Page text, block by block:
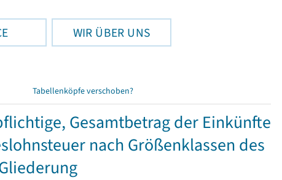
WIR ÜBER UNS
Tabellenköpfe verschoben?
Gesamtbetrag der Einkünfte
nach Größenklassen des